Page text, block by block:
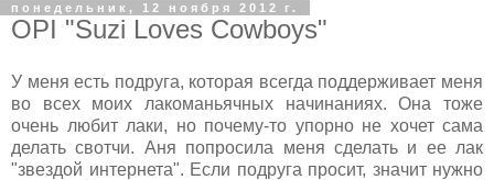
понедельник, 12 ноября 2012 г.
OPI "Suzi Loves Cowboys"
У меня есть подруга, которая всегда поддерживает меня
во всех моих лакоманьячных начинаниях. Она тоже
очень любит лаки, но почему-то упорно не хочет сама
делать свотчи. Аня попросила меня сделать и ее лак
"звездой интернета". Если подруга просит, значит нужно